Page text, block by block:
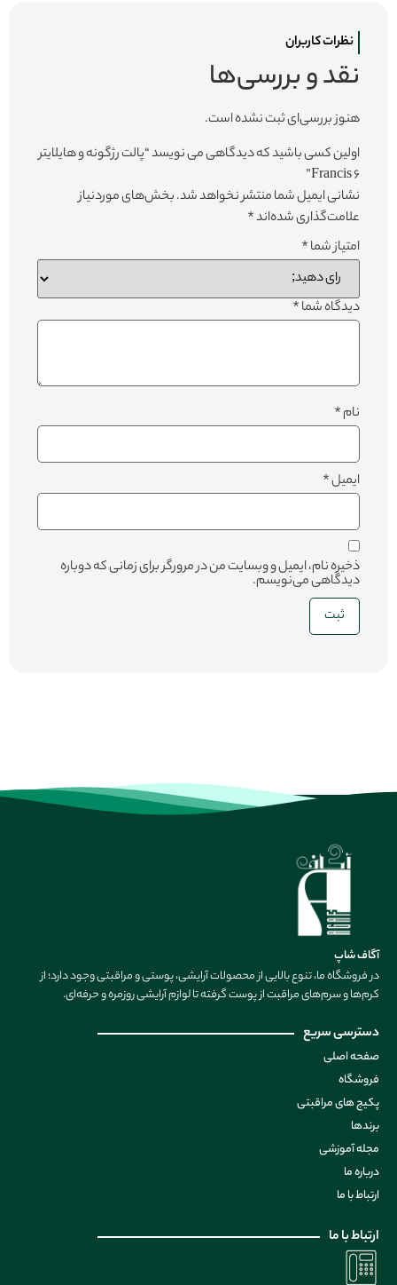
نظرات کاربران
نقد و بررسی‌ها
هنوز بررسی‌ای ثبت نشده است.
اولین کسی باشید که دیدگاهی می نویسد “پالت رژگونه و هایلایتر
6 Francis”
نشانی ایمیل شما منتشر نخواهد شد.بخش‌های موردنیاز
علامت‌گذاری شده‌اند*
امتیاز شما*
دیدگاه شما*
نام*
ایمیل*
ذخیره نام، ایمیل و وبسایت من در مرورگر برای زمانی که دوباره
دیدگاهی می‌نویسم.
در فروشگاه ما، تنوع بالایی از محصولات آرایشی، پوستی و مراقبتی وجود دارد؛ از
کرم‌ها و سرم‌های مراقبت از پوست گرفته تا لوازم آرایشی روزمره و حرفه‌ای.
آگاف شاپ
دسترسی سریع
صفحه اصلی
فروشگاه
پکیج های مراقبتی
برندها
مجله آموزشی
درباره ما
ارتباط با ما
ارتباط با ما